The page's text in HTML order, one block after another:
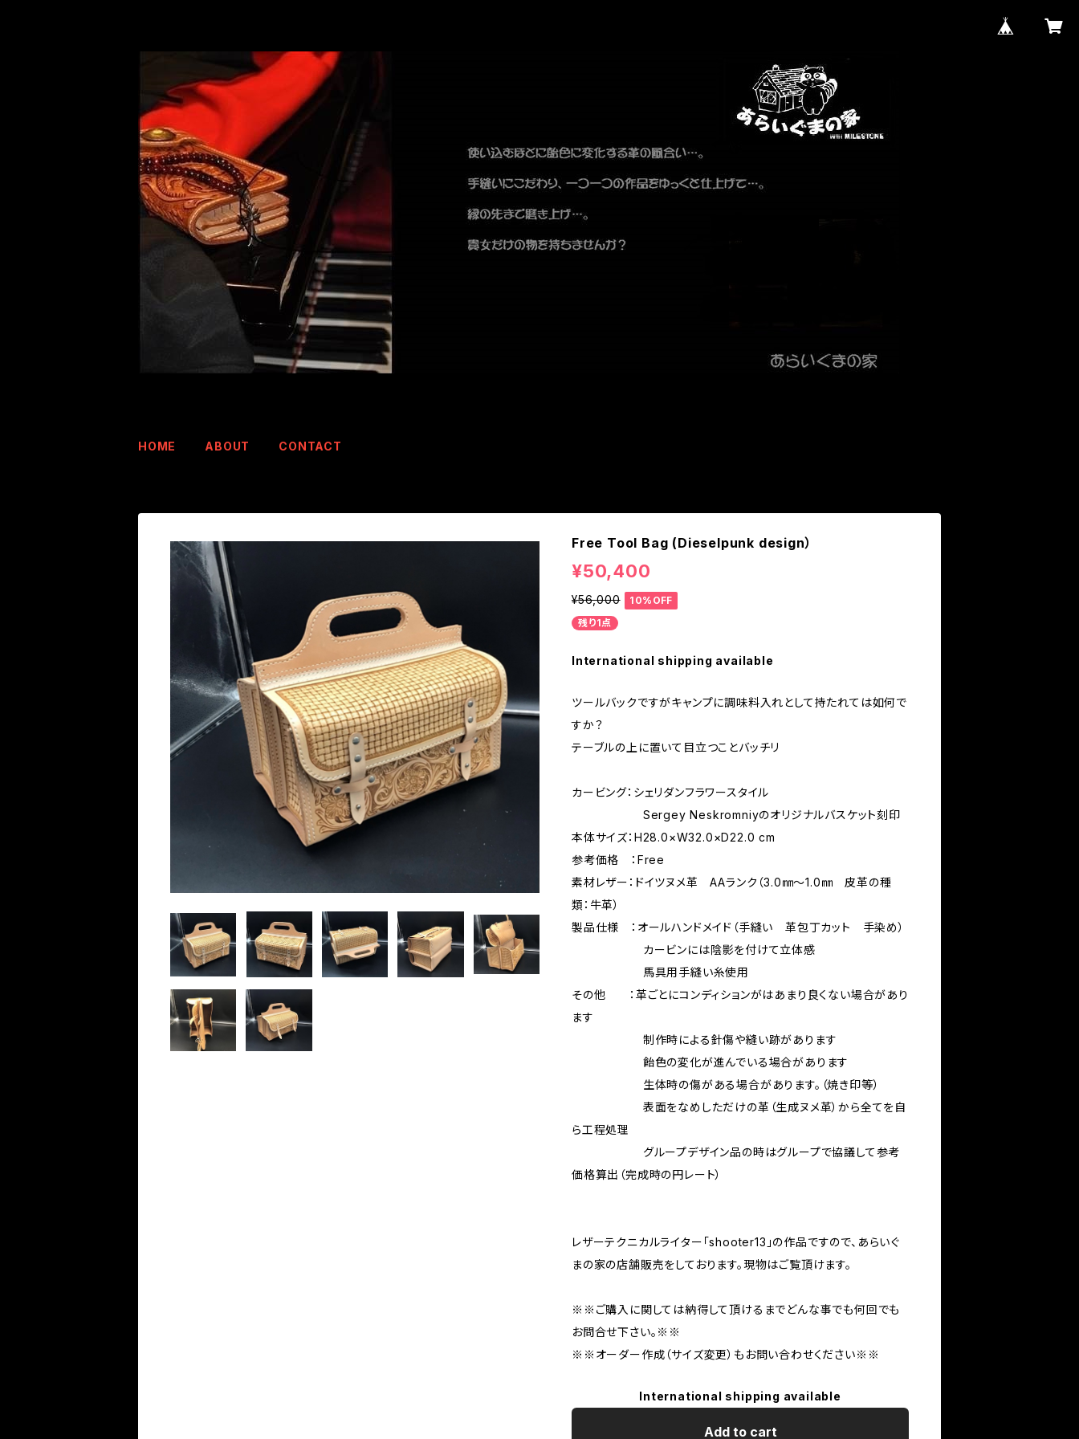
HOME ABOUT CONTACT
Free Tool Bag (Dieselpunk design）
¥50,400
¥56,000
10%OFF
残り1点
International shipping available
ツールバックですがキャンプに調味料入れとして持たれては如何で
すか？
テーブルの上に置いて目立つことバッチリ
カービング：シェリダンフラワースタイル
Sergey Neskromniyのオリジナルバスケット刻印
本体サイズ：H28.0×W32.0×D22.0 cm
参考価格 ：Free
素材レザー：ドイツヌメ革 AAランク（3.0㎜～1.0㎜ 皮革の種
類：牛革）
製品仕様 ：オールハンドメイド（手縫い 革包丁カット 手染め）
カービンには陰影を付けて立体感
馬具用手縫い糸使用
その他 ：革ごとにコンディションがはあまり良くない場合があり
ます
制作時による針傷や縫い跡があります
飴色の変化が進んでいる場合があります
生体時の傷がある場合があります。（焼き印等）
表面をなめしただけの革（生成ヌメ革）から全てを自
ら工程処理
グループデザイン品の時はグループで協議して参考
価格算出（完成時の円レート）
レザーテクニカルライター「shooter13」の作品ですので、あらいぐ
まの家の店舗販売をしております。現物はご覧頂けます。
※※ご購入に関しては納得して頂けるまでどんな事でも何回でも
お問合せ下さい。※※
※※オーダー作成（サイズ変更）もお問い合わせください※※
International shipping available
Add to cart